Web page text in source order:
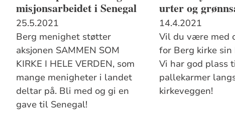
misjonsarbeidet i Senegal
25.5.2021
Berg menighet støtter
aksjonen SAMMEN SOM
KIRKE I HELE VERDEN, som
mange menigheter i landet
deltar på. Bli med og gi en
gave til Senegal!
urter og
14.4.2021
Vil du være med
for Berg kirke sin
Vi har god plass
pallekarmer
kirkeveggen!